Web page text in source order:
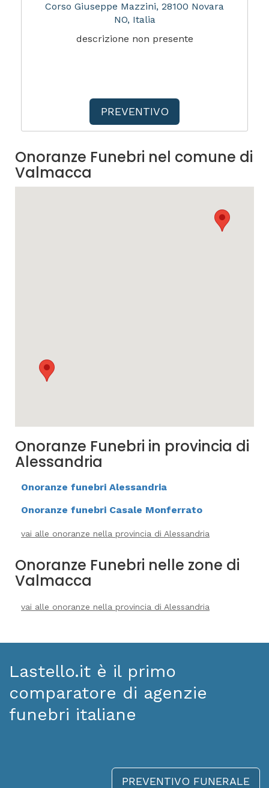
Corso Giuseppe Mazzini, 28100 Novara
NO, Italia
descrizione non presente
PREVENTIVO
Onoranze Funebri nel comune di
Valmacca
Onoranze Funebri in provincia di
Alessandria
Onoranze funebri Alessandria
Onoranze funebri Casale Monferrato
vai alle onoranze nella provincia di Alessandria
Onoranze Funebri nelle zone di
Valmacca
vai alle onoranze nella provincia di Alessandria
Lastello.it è il primo
comparatore di agenzie
funebri italiane
PREVENTIVO FUNERALE